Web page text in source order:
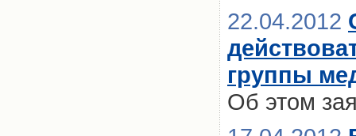
22.04.2012
группы
Об этом